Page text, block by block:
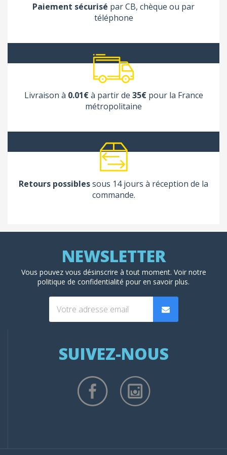
Paiement sécurisé par CB, chèque ou par
téléphone
Livraison à 0.01€à partir de 35€pour la France
métropolitaine
Retours possiblessous 14 jours à réception de la
commande.
Vous pouvez vous désinscrire à tout moment. Voir notre
politique de confidentialité pour en savoir plus.
SUIVEZ-NOUS